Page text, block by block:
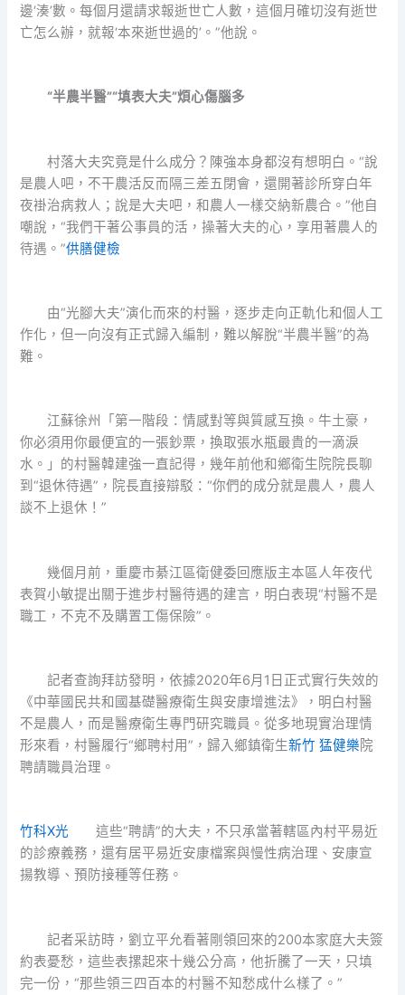
邊‘湊’數。每個月還請求報逝世亡人數，這個月確切沒有逝世
亡怎么辦，就報‘本來逝世過的’。”他說。
“半農半醫”“填表大夫”煩心傷腦多
村落大夫究竟是什么成分？陳強本身都沒有想明白。“說
是農人吧，不干農活反而隔三差五閉會，還開著診所穿白年
夜褂治病救人；說是大夫吧，和農人一樣交納新農合。”他自
嘲說，“我們干著公事員的活，操著大夫的心，享用著農人的
待遇。”供膳健檢
由“光腳大夫”演化而來的村醫，逐步走向正軌化和個人工
作化，但一向沒有正式歸入編制，難以解脫“半農半醫”的為
難。
江蘇徐州「第一階段：情感對等與質感互換。牛土豪，
你必須用你最便宜的一張鈔票，換取張水瓶最貴的一滴淚
水。」的村醫韓建強一直記得，幾年前他和鄉衛生院院長聊
到“退休待遇”，院長直接辯駁：“你們的成分就是農人，農人
談不上退休！”
幾個月前，重慶市綦江區衛健委回應版主本區人年夜代
表賀小敏提出關于進步村醫待遇的建言，明白表現“村醫不是
職工，不克不及購置工傷保險”。
記者查詢拜訪發明，依據2020年6月1日正式實行失效的
《中華國民共和國基礎醫療衛生與安康增進法》，明白村醫
不是農人，而是醫療衛生專門研究職員。從多地現實治理情
形來看，村醫履行“鄉聘村用”，歸入鄉鎮衛生新竹 猛健樂院
聘請職員治理。
竹科X光 這些“聘請”的大夫，不只承當著轄區內村平易近
的診療義務，還有居平易近安康檔案與慢性病治理、安康宣
揚教導、預防接種等任務。
記者采訪時，劉立平允看著剛領回來的200本家庭大夫簽
約表憂愁，這些表摞起來十幾公分高，他折騰了一天，只填
完一份，“那些領三四百本的村醫不知愁成什么樣了。”